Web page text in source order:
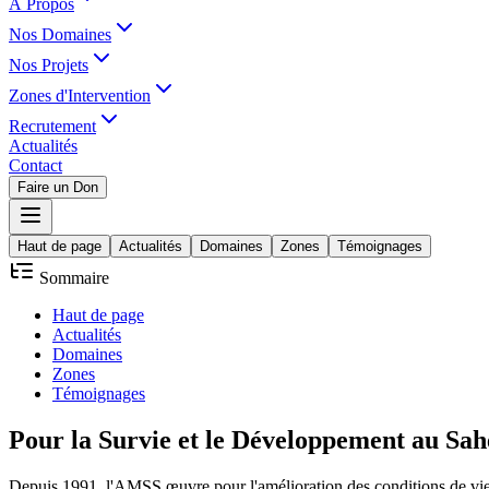
Nos Domaines
Nos Projets
Zones d'Intervention
Recrutement
Actualités
Contact
Faire un Don
Haut de page Actualités Domaines Zones Témoignages
Sommaire
Haut de page
Actualités
Domaines
Zones
Témoignages
Pour la Survie et le Développement au